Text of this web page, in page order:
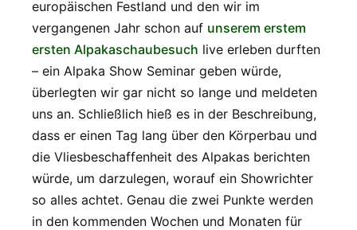
europäischen Festland und den wir im
vergangenen Jahr schon auf unserem erstem
ersten Alpakaschaubesuch live erleben durften
– ein Alpaka Show Seminar geben würde,
überlegten wir gar nicht so lange und meldeten
uns an. Schließlich hieß es in der Beschreibung,
dass er einen Tag lang über den Körperbau und
die Vliesbeschaffenheit des Alpakas berichten
würde, um darzulegen, worauf ein Showrichter
so alles achtet. Genau die zwei Punkte werden
in den kommenden Wochen und Monaten für